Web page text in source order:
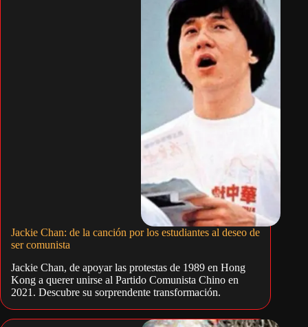
Jackie Chan: de la canción por los estudiantes al deseo de
ser comunista
Jackie Chan, de apoyar las protestas de 1989 en Hong
Kong a querer unirse al Partido Comunista Chino en
2021. Descubre su sorprendente transformación.